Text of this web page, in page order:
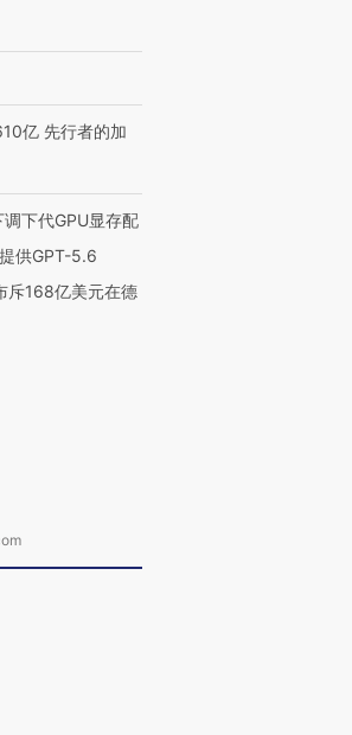
亿 先行者的加
下代GPU显存配
供GPT-5.6
斥168亿美元在德